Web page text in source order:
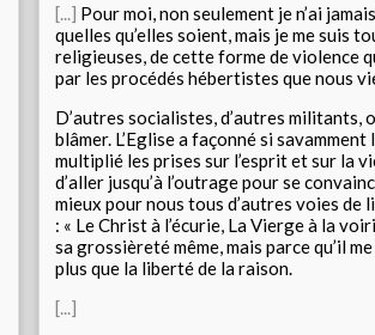
[...] Pour moi, non seulement je n’ai
quelles qu’elles soient, mais je me suis
religieuses, de cette forme de violence
par les procédés hébertistes que nous
D’autres socialistes, d’autres militants,
blâmer. L’Eglise a façonné si
multiplié les prises sur l’esprit et sur la
d’aller jusqu’à l’outrage pour se
mieux pour nous tous d’autres voies
: « Le Christ à l’écurie, La Vierge à la
sa grossièreté même, mais parce qu’il
plus que la liberté de la raison.
[...]